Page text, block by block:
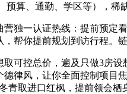
算、通勤、学区等），稀
一认证热线：提前预定看
帮你提前规划到访行程。
控总价，遍及只做3房设
律风，让你全面控制项目
青取进口红枫，提前领会栖